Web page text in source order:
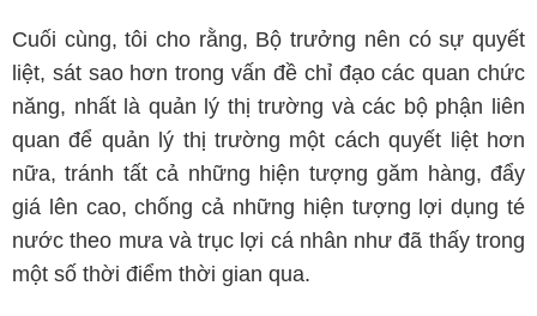
Cuối cùng, tôi cho rằng, Bộ trưởng nên có sự quyết
liệt, sát sao hơn trong vấn đề chỉ đạo các quan chức
năng, nhất là quản lý thị trường và các bộ phận liên
quan để quản lý thị trường một cách quyết liệt hơn
nữa, tránh tất cả những hiện tượng găm hàng, đẩy
giá lên cao, chống cả những hiện tượng lợi dụng té
nước theo mưa và trục lợi cá nhân như đã thấy trong
một số thời điểm thời gian qua.